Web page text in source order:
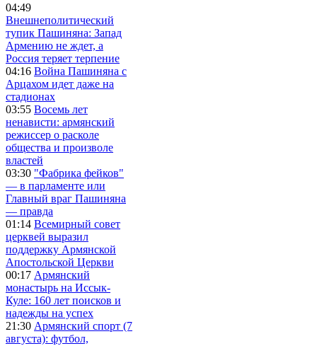
04:49
Внешнеполитический
тупик Пашиняна: Запад
Армению не ждет, а
Россия теряет терпение
04:16 Война Пашиняна с
Арцахом идет даже на
стадионах
03:55 Восемь лет
ненависти: армянский
режиссер о расколе
общества и произволе
властей
03:30 "Фабрика фейков"
— в парламенте или
Главный враг Пашиняна
— правда
01:14 Всемирный совет
церквей выразил
поддержку Армянской
Апостольской Церкви
00:17 Армянский
монастырь на Иссык-
Куле: 160 лет поисков и
надежды на успех
21:30 Армянский спорт (7
августа): футбол,